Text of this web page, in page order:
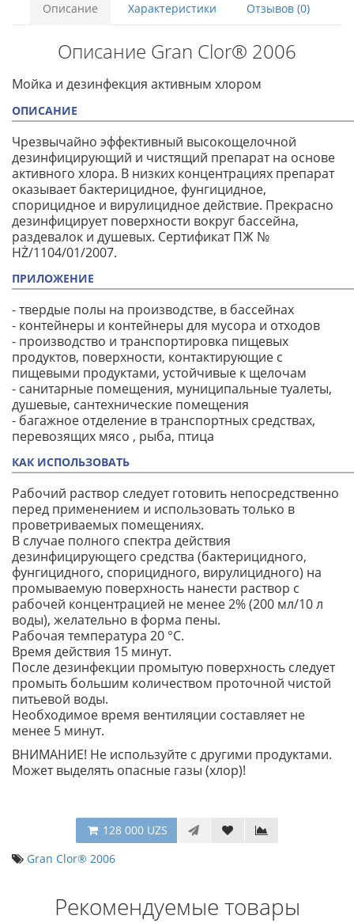
Описание Характеристики Отзывов (0)
Описание Gran Clor® 2006
Мойка и дезинфекция активным хлором
ОПИСАНИЕ
Чрезвычайно эффективный высокощелочной
дезинфицирующий и чистящий препарат на основе
активного хлора. В низких концентрациях препарат
оказывает бактерицидное, фунгицидное,
спорицидное и вирулицидное действие. Прекрасно
дезинфицирует поверхности вокруг бассейна,
раздевалок и душевых. Сертификат ПЖ №
HŻ/1104/01/2007.
ПРИЛОЖЕНИЕ
- твердые полы на производстве, в бассейнах
- контейнеры и контейнеры для мусора и отходов
- производство и транспортировка пищевых
продуктов, поверхности, контактирующие с
пищевыми продуктами, устойчивые к щелочам
- санитарные помещения, муниципальные туалеты,
душевые, сантехнические помещения
- багажное отделение в транспортных средствах,
перевозящих мясо , рыба, птица
КАК ИСПОЛЬЗОВАТЬ
Рабочий раствор следует готовить непосредственно
перед применением и использовать только в
проветриваемых помещениях.
В случае полного спектра действия
дезинфицирующего средства (бактерицидного,
фунгицидного, спорицидного, вирулицидного) на
промываемую поверхность нанести раствор с
рабочей концентрацией не менее 2% (200 мл/10 л
воды), желательно в форма пены.
Рабочая температура 20 °С.
Время действия 15 минут.
После дезинфекции промытую поверхность следует
промыть большим количеством проточной чистой
питьевой воды.
Необходимое время вентиляции составляет не
менее 5 минут.
ВНИМАНИЕ! Не используйте с другими продуктами.
Может выделять опасные газы (хлор)!
128 000 UZS
Gran Clor® 2006
Рекомендуемые товары